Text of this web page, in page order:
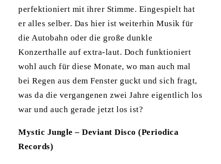
perfektioniert mit ihrer Stimme. Eingespielt hat
er alles selber. Das hier ist weiterhin Musik für
die Autobahn oder die große dunkle
Konzerthalle auf extra-laut. Doch funktioniert
wohl auch für diese Monate, wo man auch mal
bei Regen aus dem Fenster guckt und sich fragt,
was da die vergangenen zwei Jahre eigentlich los
war und auch gerade jetzt los ist?
Mystic Jungle – Deviant Disco (Periodica
Records)